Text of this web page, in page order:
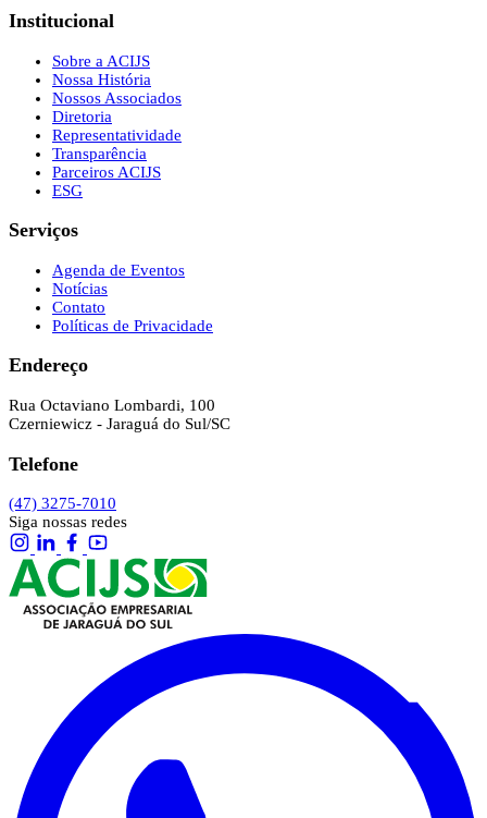
Institucional
Sobre a ACIJS
Nossa História
Nossos Associados
Diretoria
Representatividade
Transparência
Parceiros ACIJS
ESG
Serviços
Agenda de Eventos
Notícias
Contato
Políticas de Privacidade
Endereço
Rua Octaviano Lombardi, 100
Czerniewicz - Jaraguá do Sul/SC
Telefone
(47) 3275-7010
Siga nossas redes